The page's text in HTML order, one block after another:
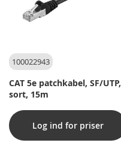
100022943
CAT 5e patchkabel, SF/UTP,
sort, 15m
Log ind for priser